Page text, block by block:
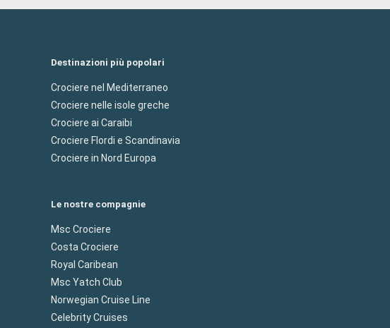
Destinazioni più popolari
Crociere nel Mediterraneo
Crociere nelle isole greche
Crociere ai Caraibi
Crociere Flordi e Scandinavia
Crociere in Nord Europa
Le nostre compagnie
Msc Crociere
Costa Crociere
Royal Caribean
Msc Yatch Club
Norwegian Cruise Line
Celebrity Cruises